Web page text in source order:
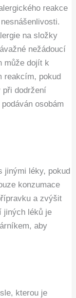
reakce
na složky
nežádoucí
může dojít k
reakcím, pokud
při dodržení
osobám
jinými léky, pokud
konzumace
a zvýšit
jiných léků je
aby
kterou je